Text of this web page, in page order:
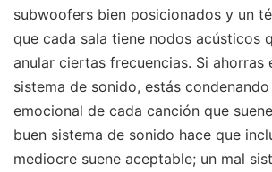
subwoofers bien posicionados y un
que cada sala tiene nodos acústicos
anular ciertas frecuencias. Si ahorras
sistema de sonido, estás
emocional de cada canción que
buen sistema de sonido hace que
mediocre suene aceptable; un mal